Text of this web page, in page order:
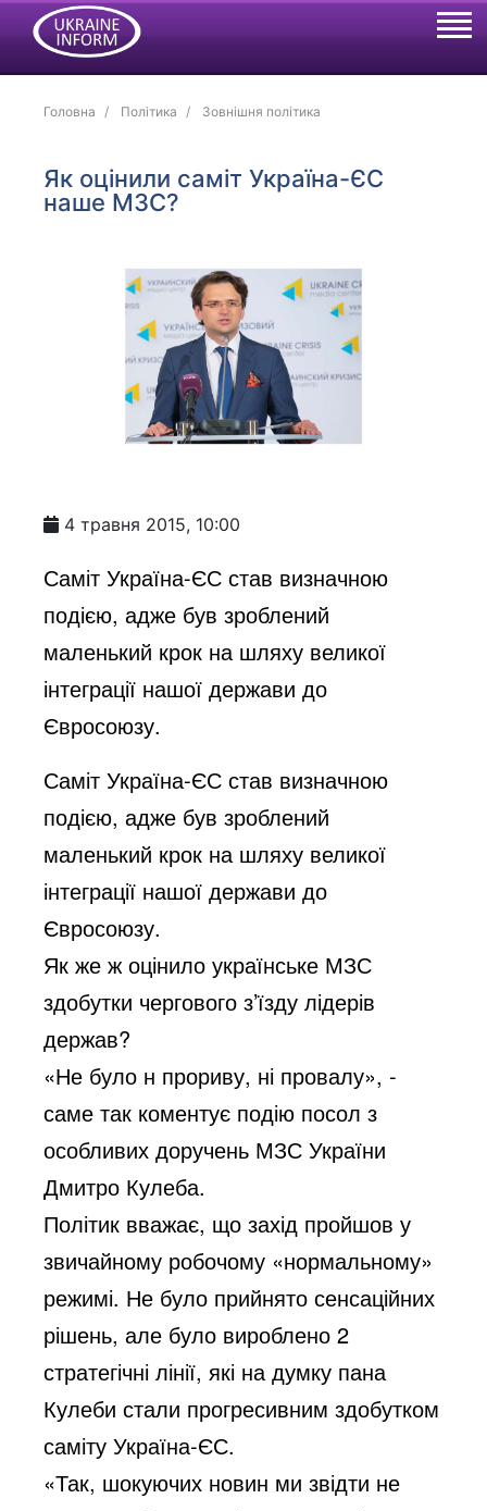
Головна Політика Зовнішня політика
Як оцінили саміт Україна-ЄС
наше МЗС?
4 травня 2015, 10:00
Саміт Україна-ЄС став визначною
подією, адже був зроблений
маленький крок на шляху великої
інтеграції нашої держави до
Євросоюзу.
Саміт Україна-ЄС став визначною
подією, адже був зроблений
маленький крок на шляху великої
інтеграції нашої держави до
Євросоюзу.
Як же ж оцінило українське МЗС
здобутки чергового з’їзду лідерів
держав?
«Не було н прориву, ні провалу», -
саме так коментує подію посол з
особливих доручень МЗС України
Дмитро Кулеба.
Політик вважає, що захід пройшов у
звичайному робочому «нормальному»
режимі. Не було прийнято сенсаційних
рішень, але було вироблено 2
стратегічні лінії, які на думку пана
Кулеби стали прогресивним здобутком
саміту Україна-ЄС.
«Так, шокуючих новин ми звідти не